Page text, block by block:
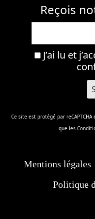
Reçois
J’ai lu et
Ce site est protégé par reCAPTCHA
que les
Mentions légales
Politique